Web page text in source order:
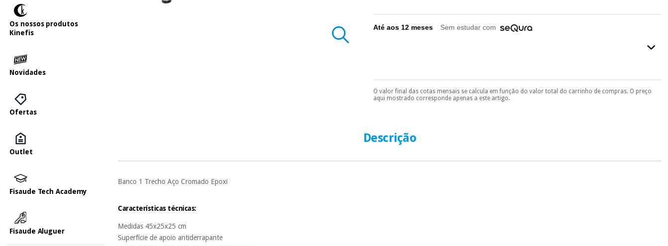
Os nossos produtos
Kinefis
Novidades
Ofertas
Outlet
Fisaude Tech Academy
Fisaude Aluguer
Até aos 12 meses Sem estudar com
Pode escolhê-lo no final do processo de compra, ao escolher o método de pagamento.
Só precisará do seu documento de identificação, número de telemóvel e
Muito conveniente
O valor final das cotas mensais se calcula em função do valor total do carrinho de compras. O preço
aqui mostrado corresponde apenas a este artigo.
Descrição
Banco 1 Trecho Aço Cromado Epoxi
Características técnicas:
Medidas 45x25x25 cm
Superfície de apoio antiderrapante